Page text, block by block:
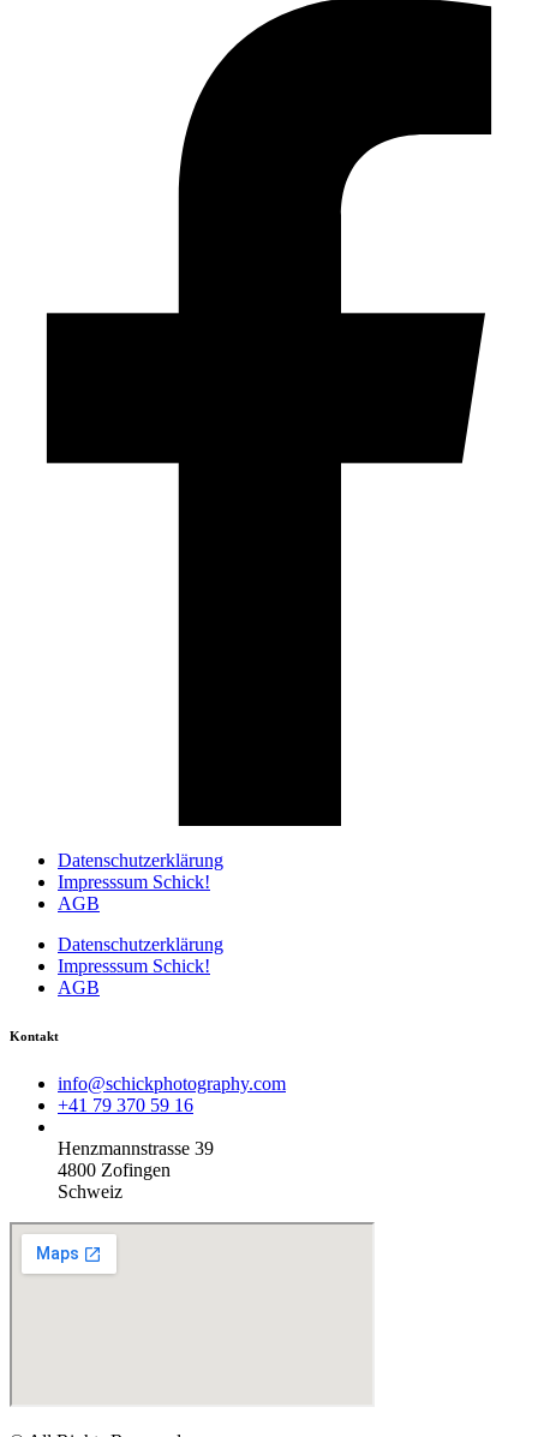
Datenschutzerklärung
Impresssum Schick!
AGB
Datenschutzerklärung
Impresssum Schick!
AGB
Kontakt
info@schickphotography.com
+41 79 370 59 16
Henzmannstrasse 39
4800 Zofingen
Schweiz